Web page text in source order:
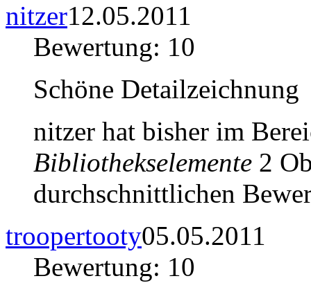
nitzer12.05.2011
Bewertung: 10
Schöne Detailzeichnung
nitzer hat bisher im
Bibliothekselemente 2
durchschnittlichen
troopertooty05.05.2011
Bewertung: 10